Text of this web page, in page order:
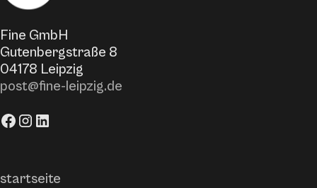
Fine GmbH
Gutenbergstraße 8
04178 Leipzig
post@fine-leipzig.de
startseite